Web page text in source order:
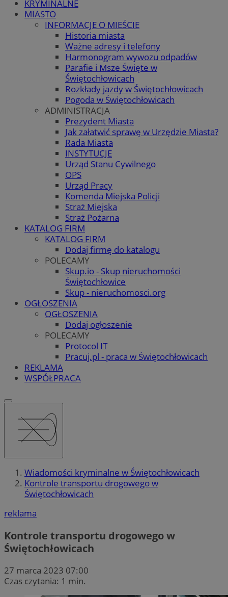
KRYMINALNE
MIASTO
INFORMACJE O MIEŚCIE
Historia miasta
Ważne adresy i telefony
Harmonogram wywozu odpadów
Parafie i Msze Święte w
Świętochłowicach
Rozkłady jazdy w Świętochłowicach
Pogoda w Świętochłowicach
ADMINISTRACJA
Prezydent Miasta
Jak załatwić sprawę w Urzędzie Miasta?
Rada Miasta
INSTYTUCJE
Urząd Stanu Cywilnego
OPS
Urząd Pracy
Komenda Miejska Policji
Straż Miejska
Straż Pożarna
KATALOG FIRM
KATALOG FIRM
Dodaj firmę do katalogu
POLECAMY
Skup.io - Skup nieruchomości
Świętochłowice
Skup - nieruchomosci.org
OGŁOSZENIA
OGŁOSZENIA
Dodaj ogłoszenie
POLECAMY
Protocol IT
Pracuj.pl - praca w Świętochłowicach
REKLAMA
WSPÓŁPRACA
Wiadomości kryminalne w Świętochłowicach
Kontrole transportu drogowego w
Świętochłowicach
reklama
Kontrole transportu drogowego w
Świętochłowicach
27 marca 2023 07:00
Czas czytania: 1 min.